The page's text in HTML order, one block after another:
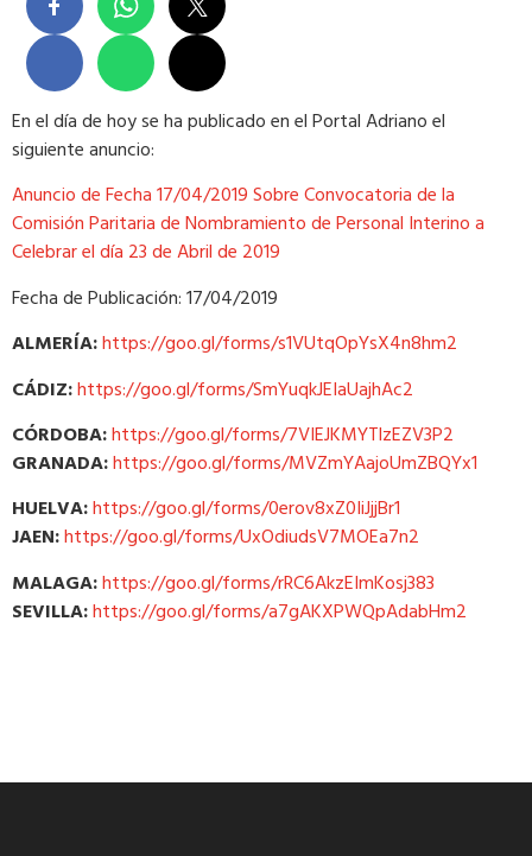
En el día de hoy se ha publicado en el Portal Adriano el
siguiente anuncio:
Anuncio de Fecha 17/04/2019 Sobre Convocatoria de la
Comisión Paritaria de Nombramiento de Personal Interino a
Celebrar el día 23 de Abril de 2019
Fecha de Publicación: 17/04/2019
ALMERÍA:https://goo.gl/forms/s1VUtqOpYsX4n8hm2
CÁDIZ:https://goo.gl/forms/SmYuqkJEIaUajhAc2
CÓRDOBA:https://goo.gl/forms/7VIEJKMYTlzEZV3P2
GRANADA:https://goo.gl/forms/MVZmYAajoUmZBQYx1
HUELVA:https://goo.gl/forms/0erov8xZ0IiJjjBr1
JAEN:https://goo.gl/forms/UxOdiudsV7MOEa7n2
MALAGA:https://goo.gl/forms/rRC6AkzEImKosj383
SEVILLA:https://goo.gl/forms/a7gAKXPWQpAdabHm2